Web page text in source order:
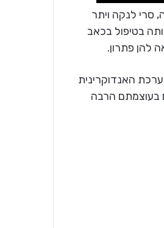
שנה בסין, קוריאה, סרי לנקה ויתר
בטיפול בכאב
להן פתרון.
האנדוקרינית
בעוצמתם הרבה